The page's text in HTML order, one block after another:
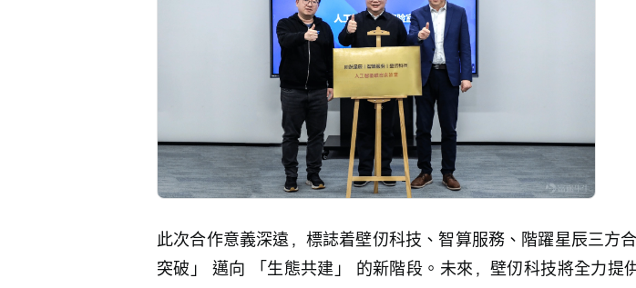
此次合作意義深遠，標誌着壁仞科技、智算服務、階躍星辰三方
突破」 邁向 「生態共建」 的新階段。未來，壁仞科技將全力提